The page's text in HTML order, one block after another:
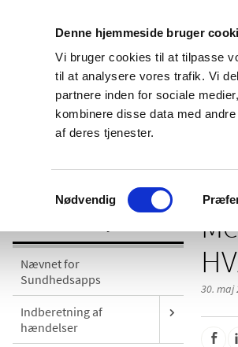
Denne hjemmeside bruger
Vi bruger cookies til at tilpasse
til at analysere vores trafik. Vi
partnere inden for sociale
kombinere disse data med
af deres tjenester.
Samtykkevalg
Nødvendig
Godkendelse og
Bivirkninger og
produktinformation
Nævnet for
Sundhedsapps
Indberetning af
hændelser
30. maj